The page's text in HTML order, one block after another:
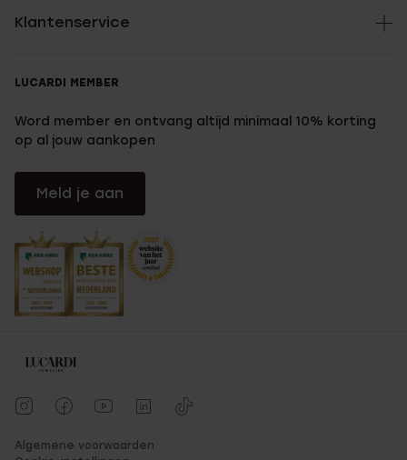
Klantenservice
LUCARDI MEMBER
Word member en ontvang altijd minimaal 10% korting
op al jouw aankopen
Meld je aan
Algemene voorwaarden